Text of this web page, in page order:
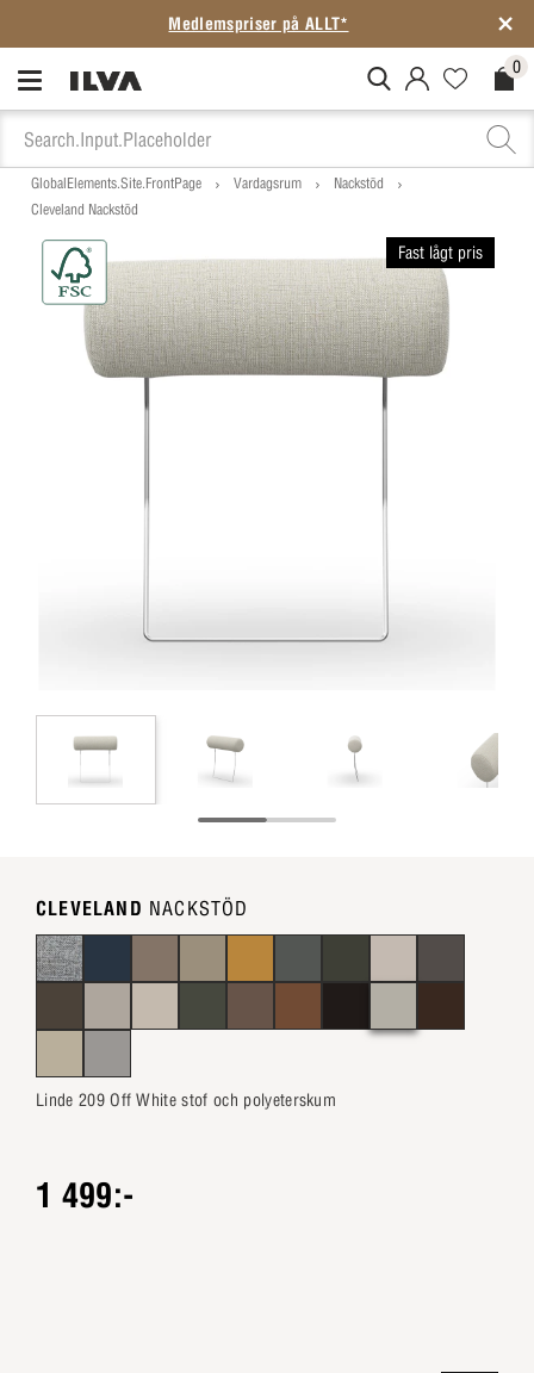
SISTA CHANSEN: Rean slutar i morgon
MitIlva.Login 0
GlobalElements.Site.FrontPage Vardagsrum
Nackstöd
Cleveland Nackstöd
Fast lågt pris
CLEVELAND NACKSTÖD
Linde 209 Off White stof och polyeterskum
1 499:-